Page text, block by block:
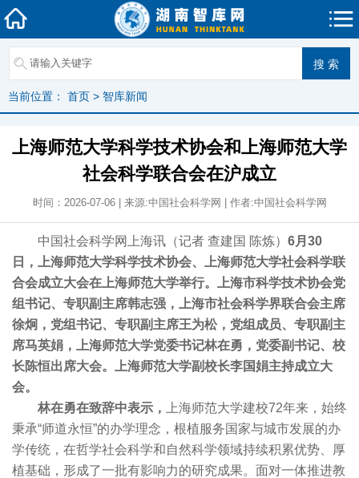
当前位置： 首页 > 智库新闻
上海师范大学科学技术协会和上海师范大学
社会科学联合会在沪成立
时间：2026-07-06 | 来源:中国社会科学网 | 作者:中国社会科学网
中国社会科学网上海讯（记者 查建国 陈炼） 6月30
日，上海师范大学科学技术协会、上海师范大学社会科学联
合会成立大会在上海师范大学举行。上海市科学技术协会党
组书记、专职副主席韩志强，上海市社会科学界联合会主席
徐炯，党组书记、专职副主席王为松，党组成员、专职副主
席马英娟，上海师范大学党委书记林在勇，党委副书记、校
长陈恒出席大会。上海师范大学副校长李国娟主持成立大
会。
林在勇在致辞中表示，
上海师范大学建校72年来，始终
秉承“师道永恒”的办学理念，根植服务国家与城市发展的办
学传统，在哲学社会科学和自然科学领域持续积累优势、厚
植基础，形成了一批有影响力的研究成果。面对一体推进教